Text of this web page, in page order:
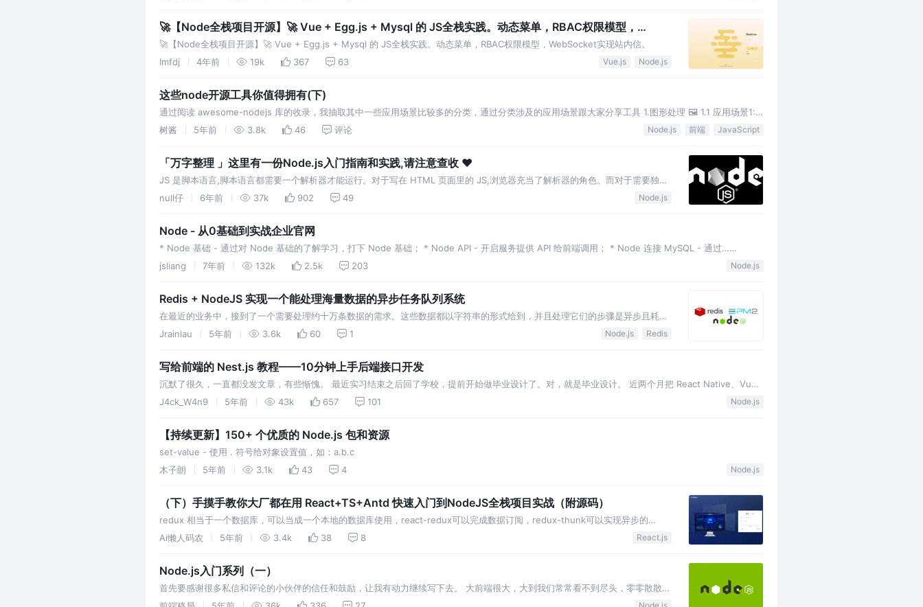
🚀【Node全栈项目开源】🚀 Vue + Egg.js + Mysql 的 JS全栈实践。动态菜单，RBAC权限模型，
WebSocket实现站内信。
🚀【Node全栈项目开源】🚀 Vue + Egg.js + Mysql 的 JS全栈实践。动态菜单，RBAC权限模型，WebSocket实现站内信。
Imfdj
4年前 19k 367 63 Vue.js Node.js
这些node开源工具你值得拥有(下)
通过阅读 awesome-nodejs 库的收录，我抽取其中一些应用场景比较多的分类，通过分类涉及的应用场景跟大家分享工具 1.图形处理 🖼️ 1.1 应用场景1:
如何实现给图片做裁剪、格式转换、旋
树酱 5年前 3.8k 46 评论 Node.js 前端 JavaScript
「万字整理 」这里有一份Node.js入门指南和实践,请注意查收 ❤️
JS 是脚本语言,脚本语言都需要一个解析器才能运行。对于写在 HTML 页面里的 JS,浏览器充当了解析器的角色。而对于需要独立
运行的 JS,NodeJS 就是一个解析器。 解析器需要运行引擎才能对 JavaScript 进行解析,Node.js 采用了 V8 引擎,Googl…
null仔 6年前 37k 902 49 Node.js
Node - 从0基础到实战企业官网
* Node 基础 - 通过对 Node 基础的了解学习，打下 Node 基础； * Node API - 开启服务提供 API 给前端调用； * Node 连接 MySQL - 通过……
jsliang
7年前 132k 2.5k 203 Node.js
Redis + NodeJS 实现一个能处理海量数据的异步任务队列系统
在最近的业务中，接到了一个需要处理约十万条数据的需求。这些数据都以字符串的形式给到，并且处理它们的步骤是异步且耗时
的（平均处理一条数据需要 25s 的时间）。如果以串行的方式实现，其耗时是相当长的： 显然，我们不能简单地把数据一条一条
Jrainlau 5年前 3.6k 60 1 Node.js Redis
写给前端的 Nest.js 教程——10分钟上手后端接口开发
沉默了很久，一直都没发文章，有些惭愧。 最近实习结束之后回了学校，提前开始做毕业设计了。对，就是毕业设计。 近两个月把 React Native、Vue
3.0 和 Nest.js 都摸了一下，大概都摸懂了。 鉴于掘金已经很多优秀的 Vue 3.0 教程了，本人自认为文笔远逊于…
J4ck_W4n9 5年前 43k 657 101 Node.js
【持续更新】150+ 个优质的 Node.js 包和资源
set-value - 使用 . 符号给对象设置值，如：a.b.c
木子朗
5年前 3.1k 43 4 Node.js
（下）手摸手教你大厂都在用 React+TS+Antd 快速入门到NodeJS全栈项目实战（附源码）
redux 相当于一个数据库，可以当成一个本地的数据库使用，react-redux可以完成数据订阅，redux-thunk可以实现异步的
action，redux-logger是redux的日志中间件。 redux 的核心概念：将需要修改的state都存入到store里，发起一个…
Ai懒人码农 5年前 3.4k 38 8 React.js
Node.js入门系列（一）
首先要感谢很多私信和评论的小伙伴的信任和鼓励，让我有动力继续写下去。 大前端很大，大到我们常常看不到尽头，零零散散的
学习总是让我们无法触类旁通，相互鼓励和"揭短"才能让自己变得更强大，所以我在文末为独行的小伙伴准备了前端大家庭，有